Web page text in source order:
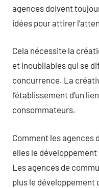
agences doivent
idées pour attirer
Cela nécessite la
et inoubliables qui se
concurrence. La
l’établissement d’un
consommateurs.
Comment les
elles le développement
Les agences de
plus le développement